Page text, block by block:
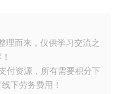
理而来，仅供学习交流之
付资源，所有需要积分下
下劳务费用！